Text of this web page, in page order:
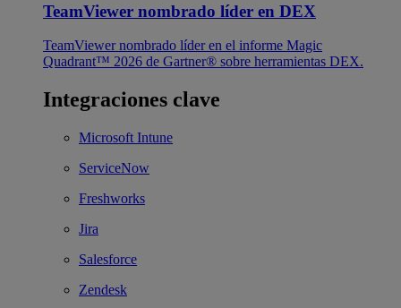
TeamViewer nombrado líder en DEX
TeamViewer nombrado líder en el informe Magic
Quadrant™ 2026 de Gartner® sobre herramientas DEX.
Integraciones clave
Microsoft Intune
ServiceNow
Freshworks
Jira
Salesforce
Zendesk